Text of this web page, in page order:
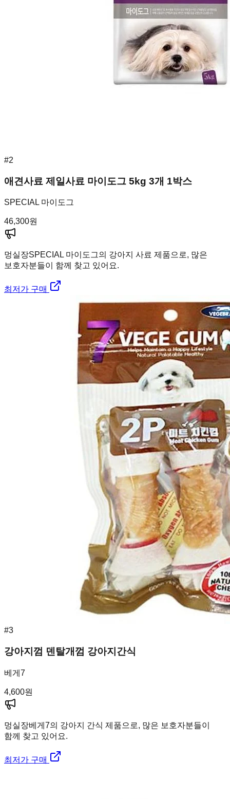
#2
애견사료 제일사료 마이도그 5kg 3개 1박스
SPECIAL 마이도그
46,300원
멍실장SPECIAL 마이도그의 강아지 사료 제품으로, 많은
보호자분들이 함께 찾고 있어요.
최저가 구매
#3
강아지껌 덴탈개껌 강아지간식
베게7
4,600원
멍실장베게7의 강아지 간식 제품으로, 많은 보호자분들이
함께 찾고 있어요.
최저가 구매